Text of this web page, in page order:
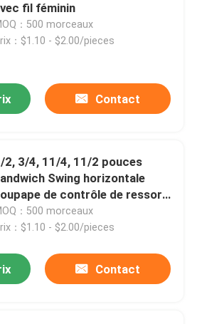
fil féminin
：500 morceaux
：$1.10 - $2.00/pieces
Contact
2, 3/4, 11/4, 11/2 pouces
Swing horizontale
de contrôle de ressort
laiton
：500 morceaux
：$1.10 - $2.00/pieces
Contact